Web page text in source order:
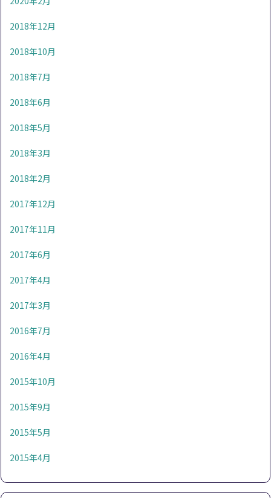
2018年12月
2018年10月
2018年7月
2018年6月
2018年5月
2018年3月
2018年2月
2017年12月
2017年11月
2017年6月
2017年4月
2017年3月
2016年7月
2016年4月
2015年10月
2015年9月
2015年5月
2015年4月